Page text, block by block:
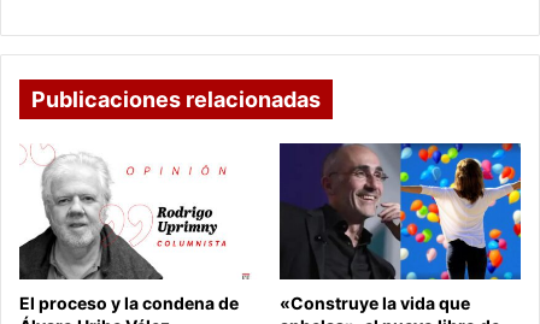
TRIBUNAL.
Publicaciones relacionadas
El proceso y la condena de
«Construye la vida que